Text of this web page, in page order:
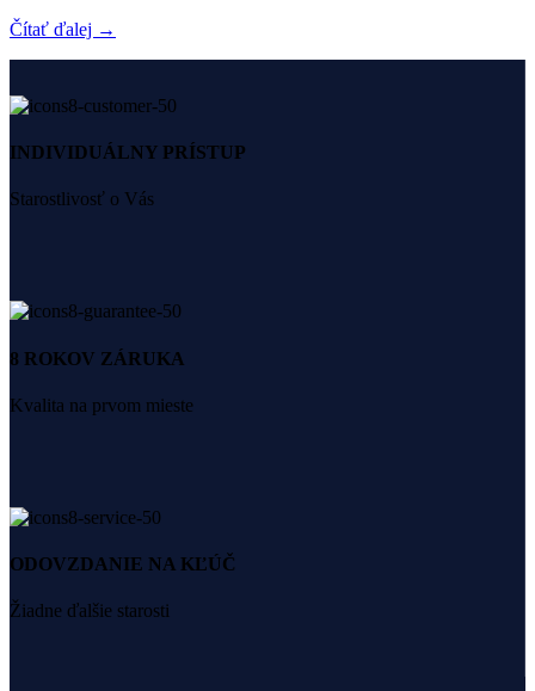
Čítať ďalej →
INDIVIDUÁLNY PRÍSTUP
Starostlivosť o Vás
8 ROKOV ZÁRUKA
Kvalita na prvom mieste
ODOVZDANIE NA KĽÚČ
Žiadne ďalšie starosti